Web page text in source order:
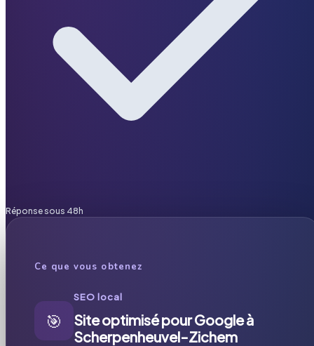
Réponse sous 48h
Ce que vous obtenez
🎯
SEO local
Site optimisé pour Google à
Scherpenheuvel-Zichem